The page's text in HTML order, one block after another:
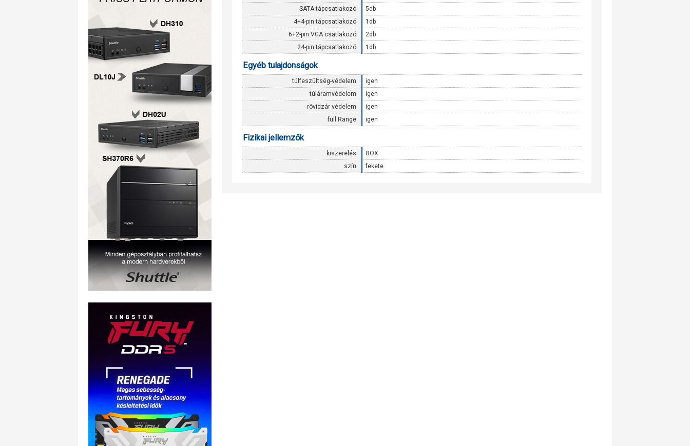
SATA tápcsatlakozó
5db
4+4-pin tápcsatlakozó
1db
6+2-pin VGA csatlakozó
2db
24-pin tápcsatlakozó
1db
Egyéb tulajdonságok
túlfeszültség-védelem
igen
túláramvédelem
igen
rövidzár védelem
igen
full Range
igen
Fizikai jellemzők
kiszerelés
BOX
szín
fekete